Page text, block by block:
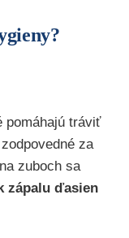
pomáhajú tráviť
za
zuboch sa
zápalu ďasien